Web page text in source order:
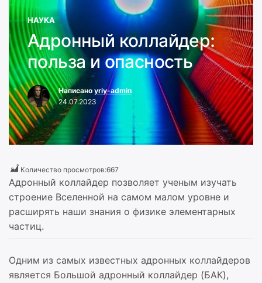
НАУКА
Адронный коллайдер:
польза и опасность
Написано yriy-admin
24.07.2023
Количество просмотров:667
Адронный коллайдер позволяет ученым изучать
строение Вселенной на самом малом уровне и
расширять наши знания о физике элементарных
частиц.
Одним из самых известных адронных коллайдеров
является Большой адронный коллайдер (БАК),